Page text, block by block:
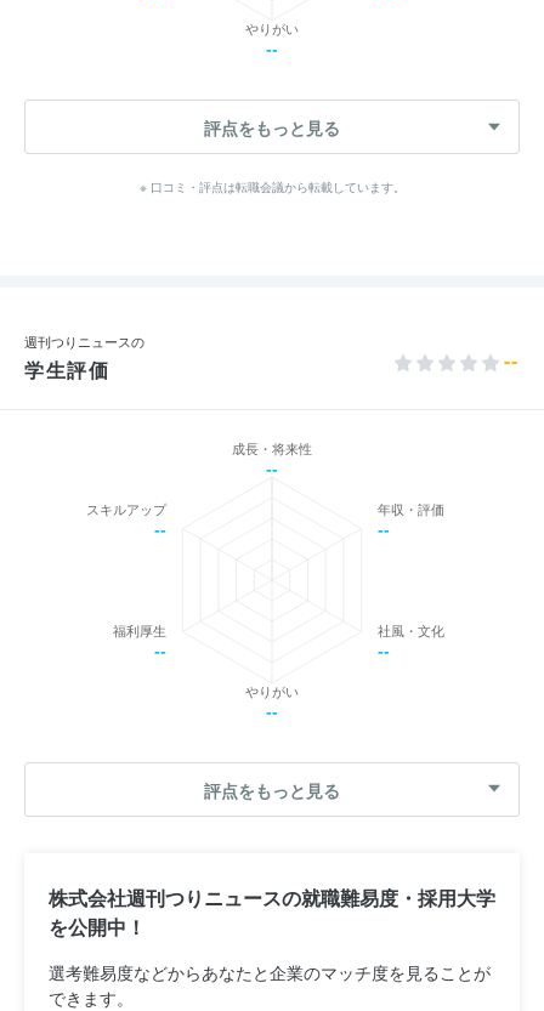
やりがい
--
評点をもっと見る
※ 口コミ・評点は転職会議から転載しています。
週刊つりニュースの
学生評価 --
成長・将来性
--
年収・評価
--
社風・文化
--
やりがい
--
福利厚生
--
スキルアップ
--
評点をもっと見る
株式会社週刊つりニュースの就職難易度・採用大学
を公開中！
選考難易度などからあなたと企業のマッチ度を見ることが
できます。